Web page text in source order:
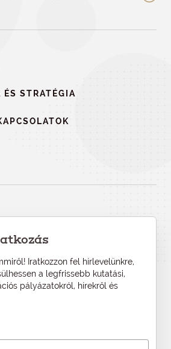
STRATÉGIA
Iratkozzon fel hírlevelünkre,
a legfrissebb kutatási,
pályázatokról, hírekről és